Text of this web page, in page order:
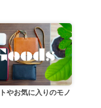
やお気に入りのモノ